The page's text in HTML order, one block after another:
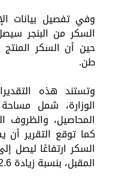
وفي تفصيل بيانات
طن.
وتستند هذه
الوزارة، شمل
المحاصيل، والظروف
كما توقع التقرير
المقبل، بنسبة زيادة 2.6% مقارنة بالعام الحالي.